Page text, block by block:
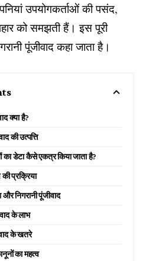
उपयोगकर्ताओं की पसंद,
को समझती हैं। इस पूरी
पूंजीवाद कहा जाता है।
क्या है?
की उत्पत्ति
का डेटा कैसे एकत्र किया जाता है?
प्रक्रिया
और निगरानी पूंजीवाद
के लाभ
के खतरे
का महत्व